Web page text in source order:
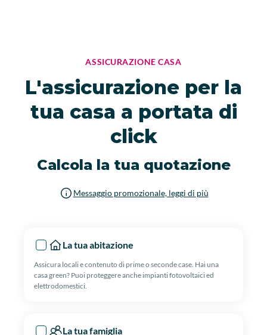
ASSICURAZIONE CASA
L'assicurazione per la
tua casa a portata di
click
Calcola la tua quotazione
Messaggio promozionale, leggi di più
La tua abitazione
Assicura locali e contenuto di prime o seconde case. Hai una
casa green? Puoi proteggere anche impianti fotovoltaici ed
elettrodomestici.
La tua famiglia